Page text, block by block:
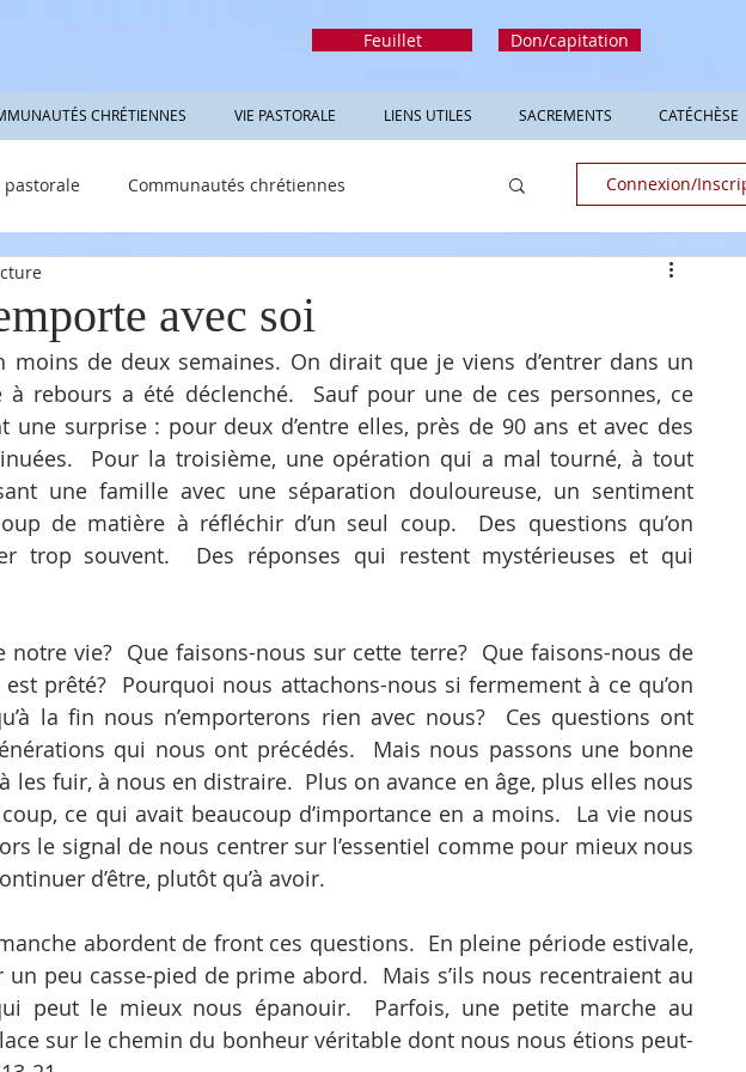
Feuillet Don/capitation
CHRÉTIENNES VIE PASTORALE LIENS UTILES SACREMENTS CATÉCHÈSE
pastorale Communautés chrétiennes
utiles
Connexion/
avec soi
moins de deux semaines. On dirait que je viens d’entrer dans un
rebours a été déclenché.  Sauf pour une de ces personnes, ce
une surprise : pour deux d’entre elles, près de 90 ans et avec des
Pour la troisième, une opération qui a mal tourné, à tout
une famille avec une séparation douloureuse, un sentiment
de matière à réfléchir d’un seul coup.  Des questions qu’on
trop souvent.  Des réponses qui restent mystérieuses et qui
notre vie?  Que faisons-nous sur cette terre?  Que faisons-nous de
prêté?  Pourquoi nous attachons-nous si fermement à ce qu’on
la fin nous n’emporterons rien avec nous?  Ces questions ont
qui nous ont précédés.  Mais nous passons une bonne
les fuir, à nous en distraire.  Plus on avance en âge, plus elles nous
ce qui avait beaucoup d’importance en a moins.  La vie nous
le signal de nous centrer sur l’essentiel comme pour mieux nous
d’être, plutôt qu’à avoir.
abordent de front ces questions.  En pleine période estivale,
peu casse-pied de prime abord.  Mais s’ils nous recentraient au
peut le mieux nous épanouir.  Parfois, une petite marche au
sur le chemin du bonheur véritable dont nous nous étions peut-